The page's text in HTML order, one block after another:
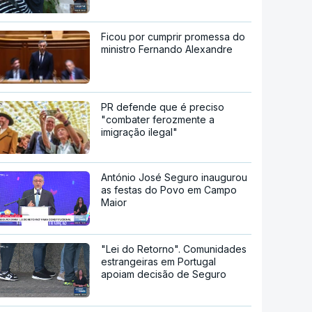
Ficou por cumprir promessa do
ministro Fernando Alexandre
PR defende que é preciso
"combater ferozmente a
imigração ilegal"
António José Seguro inaugurou
as festas do Povo em Campo
Maior
"Lei do Retorno". Comunidades
estrangeiras em Portugal
apoiam decisão de Seguro